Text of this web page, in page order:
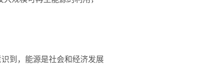
到，能源是社会和经济发展